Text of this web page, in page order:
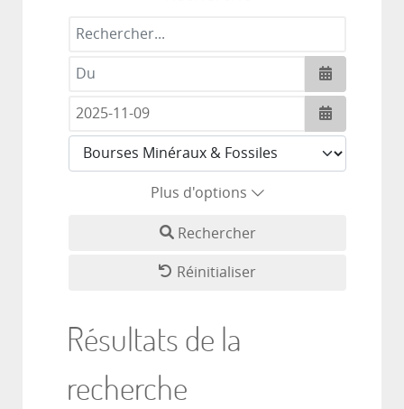
Rechercher...
Ouvrir le
Ouvrir le
Plus d'options
Rechercher
Réinitialiser
Résultats de la
recherche